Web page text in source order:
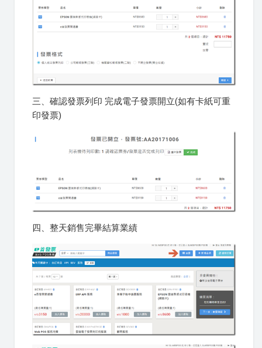
三、確認發票列印 完成電子發票開立(如有卡紙可重
印發票)
四、整天銷售完畢結算業績